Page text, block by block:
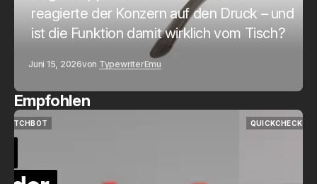
reagierte der Konzern auf den Druck – und
ist die Funktion damit wirklich vom Tisch?
Juni 15, 2026von TypewriterEmu
Empfohlen
QUICKCHECK